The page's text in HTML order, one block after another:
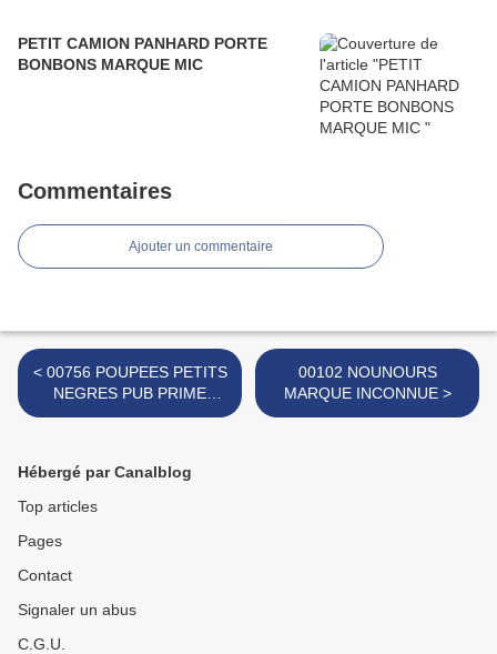
PETIT CAMION PANHARD PORTE
BONBONS MARQUE MIC
Commentaires
Ajouter un commentaire
< 00756 POUPEES PETITS
NEGRES PUB PRIME
MICHOKO
00102 NOUNOURS
MARQUE INCONNUE >
Hébergé par Canalblog
Top articles
Pages
Contact
Signaler un abus
C.G.U.